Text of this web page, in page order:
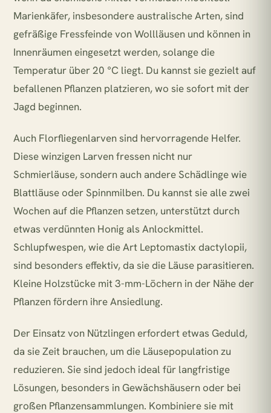
Marienkäfer, insbesondere australische Arten, sind
gefräßige Fressfeinde von Wollläusen und können in
Innenräumen eingesetzt werden, solange die
Temperatur über 20 °C liegt. Du kannst sie gezielt auf
befallenen Pflanzen platzieren, wo sie sofort mit der
Jagd beginnen.
Auch Florfliegenlarven sind hervorragende Helfer.
Diese winzigen Larven fressen nicht nur
Schmierläuse, sondern auch andere Schädlinge wie
Blattläuse oder Spinnmilben. Du kannst sie alle zwei
Wochen auf die Pflanzen setzen, unterstützt durch
etwas verdünnten Honig als Anlockmittel.
Schlupfwespen, wie die Art Leptomastix dactylopii,
sind besonders effektiv, da sie die Läuse parasitieren.
Kleine Holzstücke mit 3-mm-Löchern in der Nähe der
Pflanzen fördern ihre Ansiedlung.
Der Einsatz von Nützlingen erfordert etwas Geduld,
da sie Zeit brauchen, um die Läusepopulation zu
reduzieren. Sie sind jedoch ideal für langfristige
Lösungen, besonders in Gewächshäusern oder bei
großen Pflanzensammlungen. Kombiniere sie mit